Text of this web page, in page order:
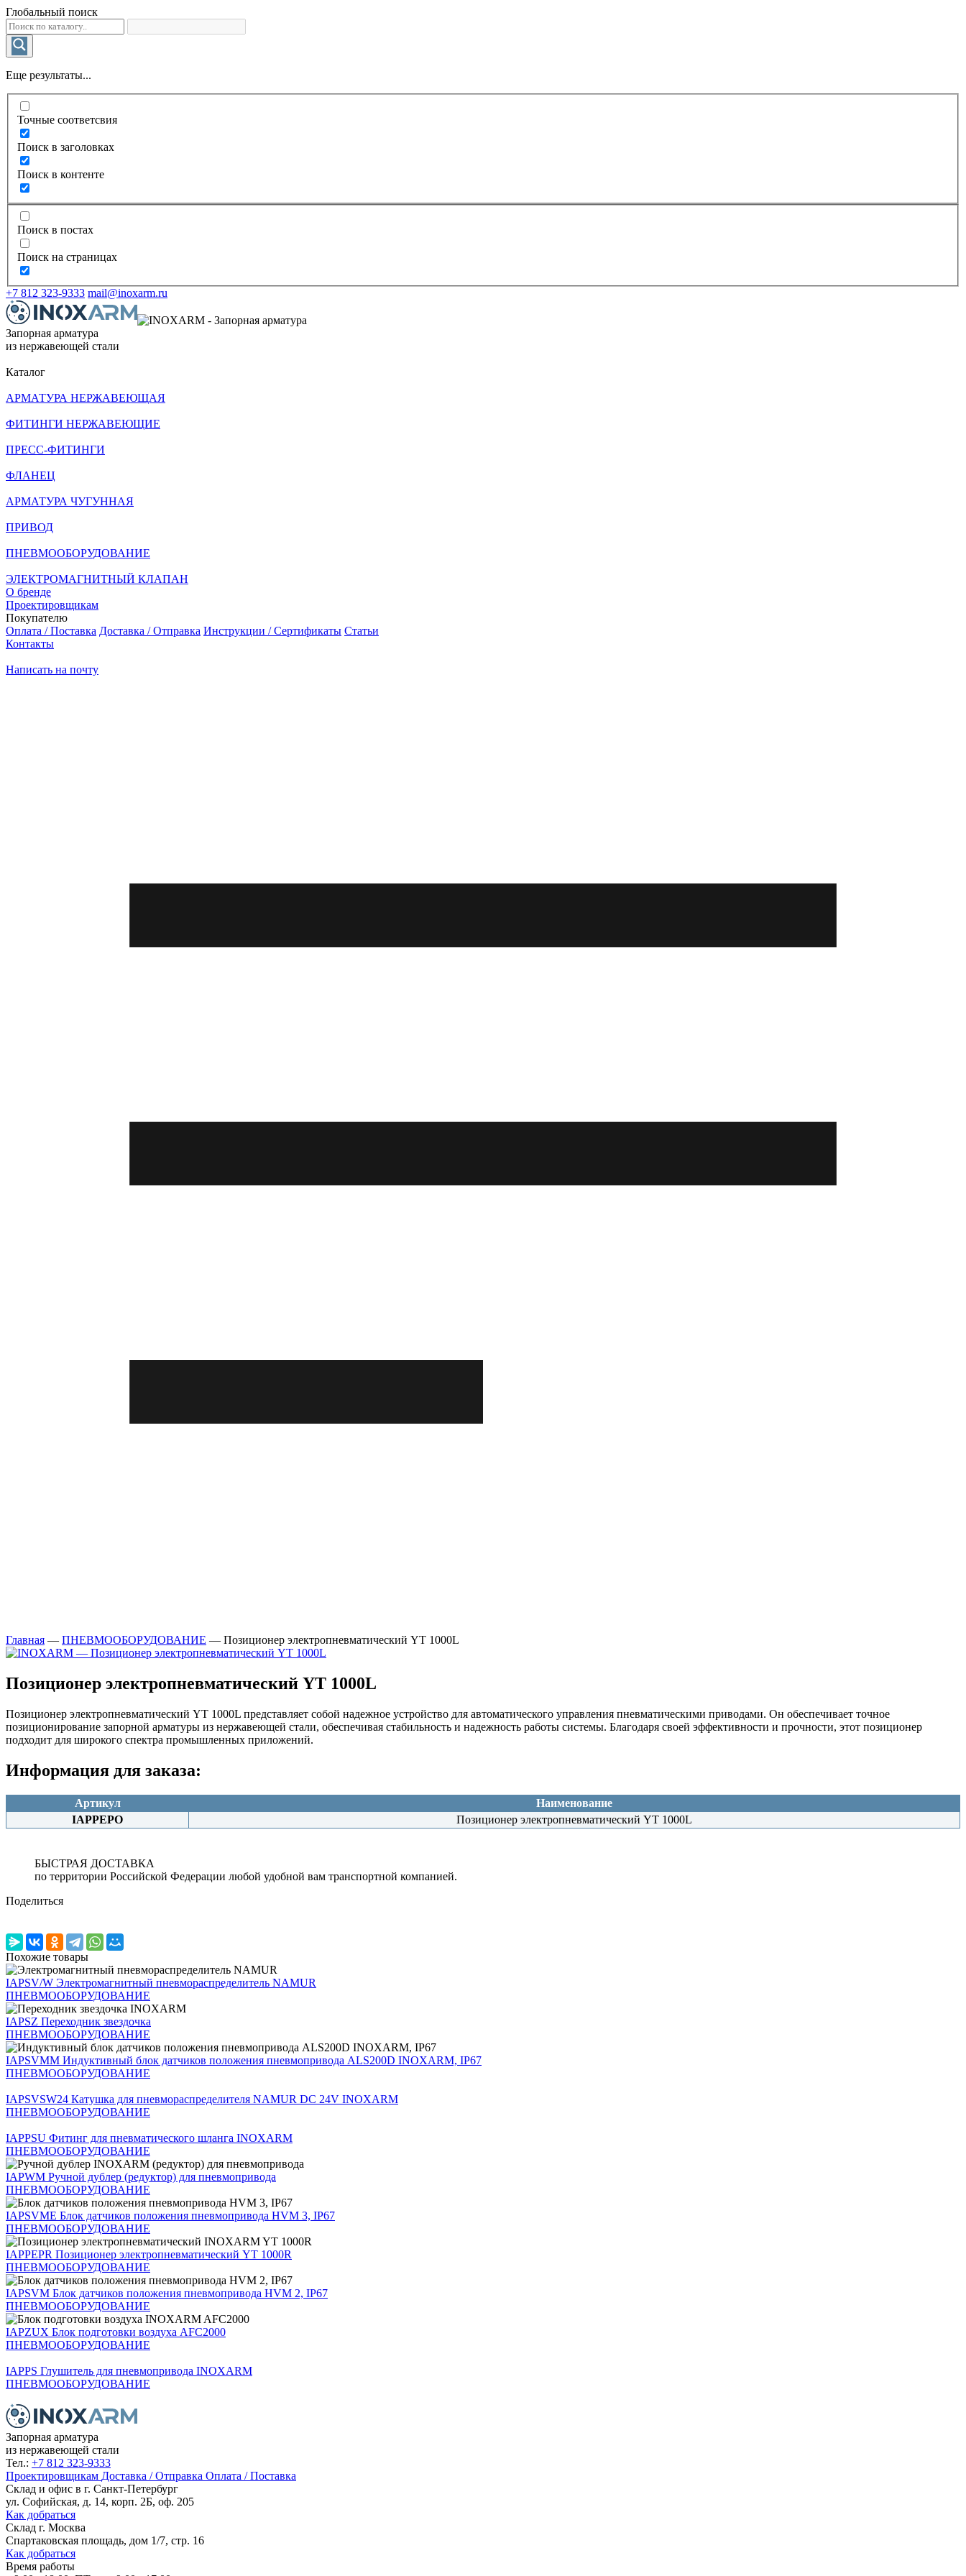
Глобальный поиск
Еще результаты...
Точные соответсвия
Поиск в заголовках
Поиск в контенте
Поиск в постах
Поиск на страницах
+7 812 323-9333 mail@inoxarm.ru
Запорная арматура
из нержавеющей стали
Каталог
АРМАТУРА НЕРЖАВЕЮЩАЯ
ФИТИНГИ НЕРЖАВЕЮЩИЕ
ПРЕСС-ФИТИНГИ
ФЛАНЕЦ
АРМАТУРА ЧУГУННАЯ
ПРИВОД
ПНЕВМООБОРУДОВАНИЕ
ЭЛЕКТРОМАГНИТНЫЙ КЛАПАН
О бренде
Проектировщикам
Покупателю
Оплата / Поставка Доставка / Отправка Инструкции / Сертификаты Статьи
Контакты
Написать на почту
Главная — ПНЕВМООБОРУДОВАНИЕ — Позиционер электропневматический YT 1000L
Позиционер электропневматический YT 1000L
Позиционер электропневматический YT 1000L представляет собой надежное устройство для автоматического управления пневматическими приводами. Он обеспечивает точное
позиционирование запорной арматуры из нержавеющей стали, обеспечивая стабильность и надежность работы системы. Благодаря своей эффективности и прочности, этот позиционер
подходит для широкого спектра промышленных приложений.
Информация для заказа:
Артикул
Наименование
IAPPEPO
Позиционер электропневматический YT 1000L
БЫСТРАЯ ДОСТАВКА
по территории Российской Федерации любой удобной вам транспортной компанией.
Поделиться
Похожие товары
IAPSV/W Электромагнитный пневмораспределитель NAMUR
ПНЕВМООБОРУДОВАНИЕ
IAPSZ Переходник звездочка
ПНЕВМООБОРУДОВАНИЕ
IAPSVMM Индуктивный блок датчиков положения пневмопривода ALS200D INOXARM, IP67
ПНЕВМООБОРУДОВАНИЕ
IAPSVSW24 Катушка для пневмораспределителя NAMUR DC 24V INOXARM
ПНЕВМООБОРУДОВАНИЕ
IAPPSU Фитинг для пневматического шланга INOXARM
ПНЕВМООБОРУДОВАНИЕ
IAPWM Ручной дублер (редуктор) для пневмопривода
ПНЕВМООБОРУДОВАНИЕ
IAPSVME Блок датчиков положения пневмопривода HVM 3, IP67
ПНЕВМООБОРУДОВАНИЕ
IAPPEPR Позиционер электропневматический YT 1000R
ПНЕВМООБОРУДОВАНИЕ
IAPSVM Блок датчиков положения пневмопривода HVM 2, IP67
ПНЕВМООБОРУДОВАНИЕ
IAPZUX Блок подготовки воздуха AFC2000
ПНЕВМООБОРУДОВАНИЕ
IAPPS Глушитель для пневмопривода INOXARM
ПНЕВМООБОРУДОВАНИЕ
Запорная арматура
из нержавеющей стали
Тел.: +7 812 323-9333
Проектировщикам Доставка / Отправка Оплата / Поставка
Склад и офис в г. Санкт-Петербург
ул. Софийская, д. 14, корп. 2Б, оф. 205
Как добраться
Склад г. Москва
Спартаковская площадь, дом 1/7, стр. 16
Как добраться
Время работы